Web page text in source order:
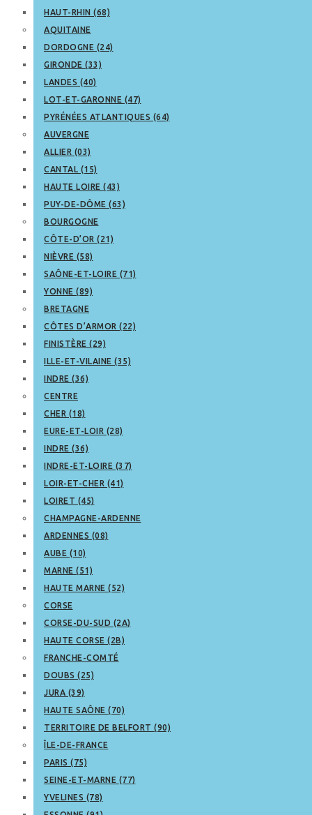
HAUT-RHIN (68)
AQUITAINE
DORDOGNE (24)
GIRONDE (33)
LANDES (40)
LOT-ET-GARONNE (47)
PYRÉNÉES ATLANTIQUES (64)
AUVERGNE
ALLIER (03)
CANTAL (15)
HAUTE LOIRE (43)
PUY-DE-DÔME (63)
BOURGOGNE
CÔTE-D’OR (21)
NIÈVRE (58)
SAÔNE-ET-LOIRE (71)
YONNE (89)
BRETAGNE
CÔTES D’ARMOR (22)
FINISTÈRE (29)
ILLE-ET-VILAINE (35)
INDRE (36)
CENTRE
CHER (18)
EURE-ET-LOIR (28)
INDRE (36)
INDRE-ET-LOIRE (37)
LOIR-ET-CHER (41)
LOIRET (45)
CHAMPAGNE-ARDENNE
ARDENNES (08)
AUBE (10)
MARNE (51)
HAUTE MARNE (52)
CORSE
CORSE-DU-SUD (2A)
HAUTE CORSE (2B)
FRANCHE-COMTÉ
DOUBS (25)
JURA (39)
HAUTE SAÔNE (70)
TERRITOIRE DE BELFORT (90)
ÎLE-DE-FRANCE
PARIS (75)
SEINE-ET-MARNE (77)
YVELINES (78)